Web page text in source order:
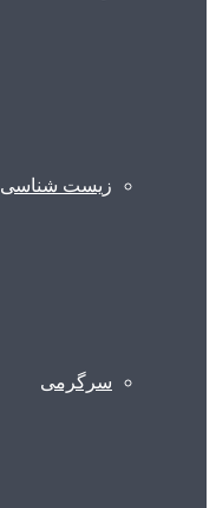
زیست شناسی
سرگرمی